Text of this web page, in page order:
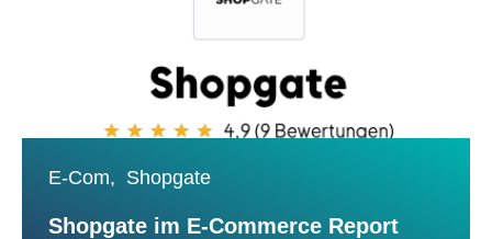
E-Com, Shopgate
Shopgate im E-Commerce Report